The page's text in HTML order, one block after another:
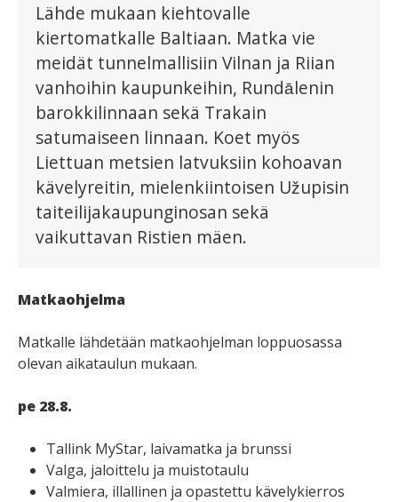
Lähde mukaan kiehtovalle
kiertomatkalle Baltiaan. Matka vie
meidät tunnelmallisiin Vilnan ja Riian
vanhoihin kaupunkeihin, Rundālenin
barokkilinnaan sekä Trakain
satumaiseen linnaan. Koet myös
Liettuan metsien latvuksiin kohoavan
kävelyreitin, mielenkiintoisen Užupisin
taiteilijakaupunginosan sekä
vaikuttavan Ristien mäen.
Matkaohjelma
Matkalle lähdetään matkaohjelman loppuosassa
olevan aikataulun mukaan.
pe 28.8.
Tallink MyStar, laivamatka ja brunssi
Valga, jaloittelu ja muistotaulu
Valmiera, illallinen ja opastettu kävelykierros